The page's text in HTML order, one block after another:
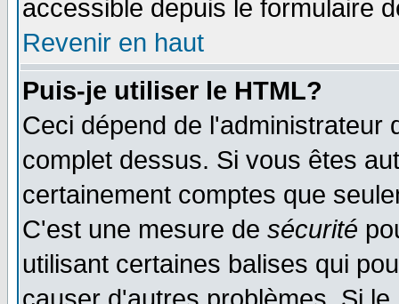
accessible depuis le formulaire
Revenir en haut
Puis-je utiliser le HTML?
Ceci dépend de l'administrateur
complet dessus. Si vous êtes
certainement comptes que
C'est une mesure de sécurité
utilisant certaines balises qui